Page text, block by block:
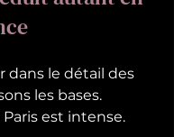
dans le détail des
les bases.
est intense.